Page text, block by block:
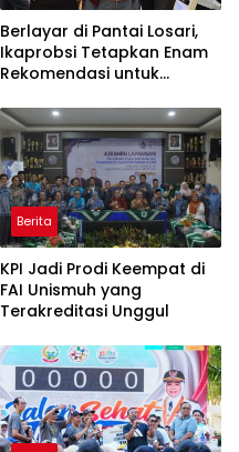
Berlayar di Pantai Losari,
Ikaprobsi Tetapkan Enam
Rekomendasi untuk
Berita
KPI Jadi Prodi Keempat di
FAI Unismuh yang
Terakreditasi Unggul